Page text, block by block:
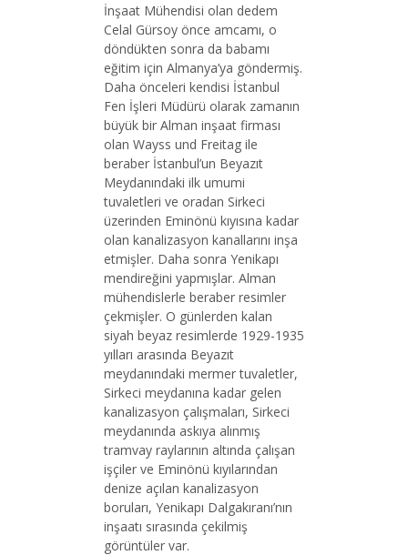
İnşaat Mühendisi olan dedem
Celal Gürsoy önce amcamı, o
döndükten sonra da babamı
eğitim için Almanya’ya göndermiş.
Daha önceleri kendisi İstanbul
Fen İşleri Müdürü olarak zamanın
büyük bir Alman inşaat firması
olan Wayss und Freitag ile
beraber İstanbul’un Beyazıt
Meydanındaki ilk umumi
tuvaletleri ve oradan Sirkeci
üzerinden Eminönü kıyısına kadar
olan kanalizasyon kanallarını inşa
etmişler. Daha sonra Yenikapı
mendireğini yapmışlar. Alman
mühendislerle beraber resimler
çekmişler. O günlerden kalan
siyah beyaz resimlerde 1929-1935
yılları arasında Beyazıt
meydanındaki mermer tuvaletler,
Sirkeci meydanına kadar gelen
kanalizasyon çalışmaları, Sirkeci
meydanında askıya alınmış
tramvay raylarının altında çalışan
işçiler ve Eminönü kıyılarından
denize açılan kanalizasyon
boruları, Yenikapı Dalgakıranı’nın
inşaatı sırasında çekilmiş
görüntüler var.